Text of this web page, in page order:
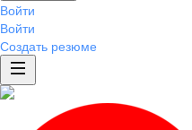
Войти
Войти
Создать резюме